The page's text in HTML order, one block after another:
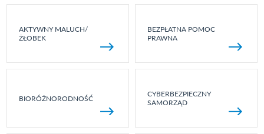
AKTYWNY MALUCH/
ŻŁOBEK
BEZPŁATNA POMOC
PRAWNA
BIORÓŻNORODNOŚĆ
CYBERBEZPIECZNY
SAMORZĄD